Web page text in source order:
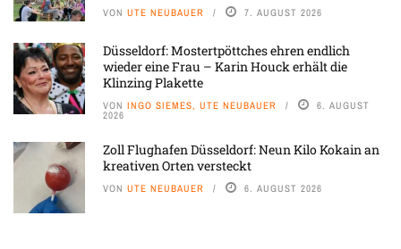
VON UTE NEUBAUER 7. AUGUST 2026
Düsseldorf: Mostertpöttches ehren endlich
wieder eine Frau – Karin Houck erhält die
Klinzing Plakette
VON INGO SIEMES, UTE NEUBAUER 6. AUGUST
2026
Zoll Flughafen Düsseldorf: Neun Kilo Kokain an
kreativen Orten versteckt
VON UTE NEUBAUER 6. AUGUST 2026